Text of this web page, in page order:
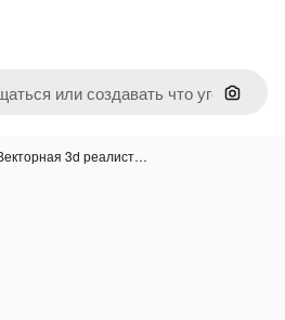
Поиск
3d реалист…